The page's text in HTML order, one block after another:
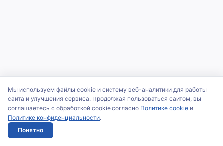
Мы используем файлы cookie и систему веб-аналитики для работы
сайта и улучшения сервиса. Продолжая пользоваться сайтом, вы
соглашаетесь с обработкой cookie согласно Политике cookie и
Политике конфиденциальности.
Понятно